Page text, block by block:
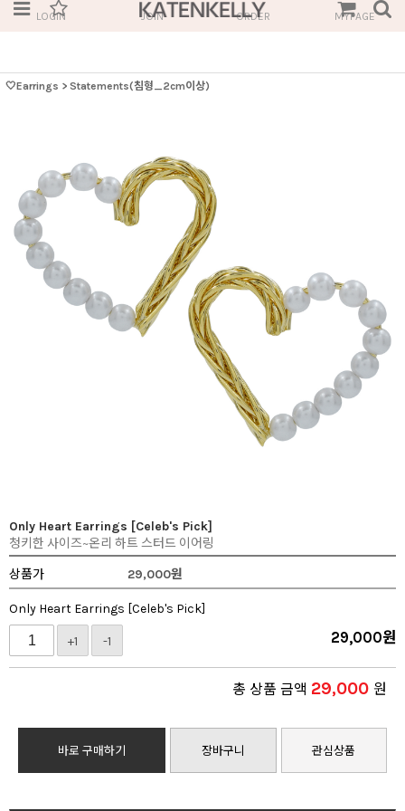
LOGIN JOIN ORDER MYPAGE
🤍Earrings > Statements(침형_2cm이상)
Only Heart Earrings [Celeb's Pick]
청키한 사이즈~온리 하트 스터드 이어링
상품가
29,000원
Only Heart Earrings [Celeb's Pick]
+1 -1 29,000원
총 상품 금액 29,000 원
바로 구매하기 장바구니 관심상품